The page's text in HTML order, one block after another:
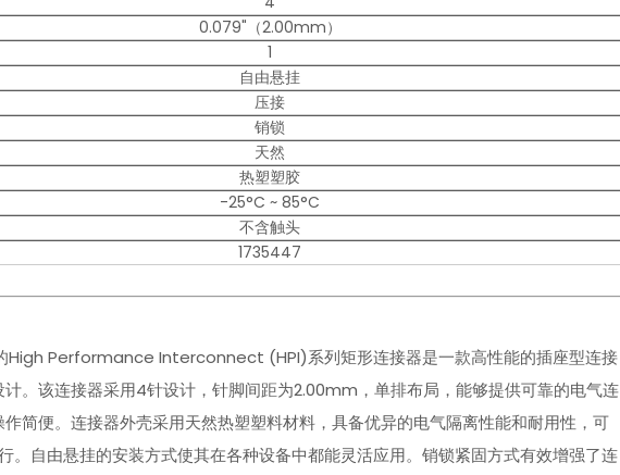
0.079"（2.00mm）
1
自由悬挂
压接
销锁
天然
热塑塑胶
-25°C ~ 85°C
不含触头
1735447
Performance Interconnect (HPI)系列矩形连接器是一款高性能的插座型连接
。该连接器采用4针设计，针脚间距为2.00mm，单排布局，能够提供可靠的电气连
简便。连接器外壳采用天然热塑塑料材料，具备优异的电气隔离性能和耐用性，可
自由悬挂的安装方式使其在各种设备中都能灵活应用。销锁紧固方式有效增强了连